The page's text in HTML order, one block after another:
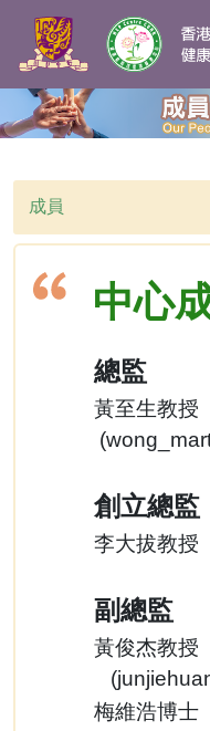
成員
中心
總監
黃至生教授
(
創立總監
李大拔教授
副總監
黃俊杰教授
(
梅維浩博士